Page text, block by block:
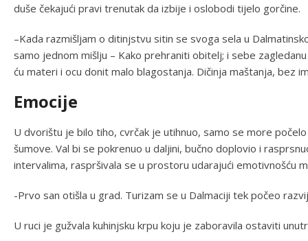
duše čekajući pravi trenutak da izbije i oslobodi tijelo gorčine.
–Kada razmišljam o ditinjstvu sitin se svoga sela u
samo jednom mišlju – Kako prehraniti obitelj; i sebe
ću materi i ocu donit malo blagostanja. Dičinja maštanja, bez
Emocije
U dvorištu je bilo tiho, cvrčak je utihnuo, samo se more
šumove. Val bi se pokrenuo u daljini, bučno doplovio i
intervalima, raspršivala se u prostoru udarajući emotivnošću
-Prvo san otišla u grad. Turizam se u Dalmaciji tek počeo
U ruci je gužvala kuhinjsku krpu koju je zaboravila ostaviti